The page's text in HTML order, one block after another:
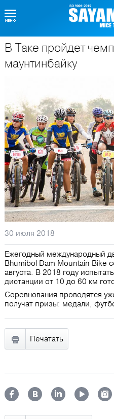
О Таиланде
В Таке пройдет
маунтинбайку
30 июля 2018
Ежегодный международный
Bhumibol Dam Mountain Bike
августа. В 2018 году
дистанции от 10 до 60 км
Соревнования проводятся
получат призы: медали,
Печатать